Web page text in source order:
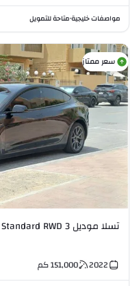
مواصفات خليجية•متاحة للتمويل
سعر ممتاز
تسلا موديل 3 Standard RWD
2022
151,000كم